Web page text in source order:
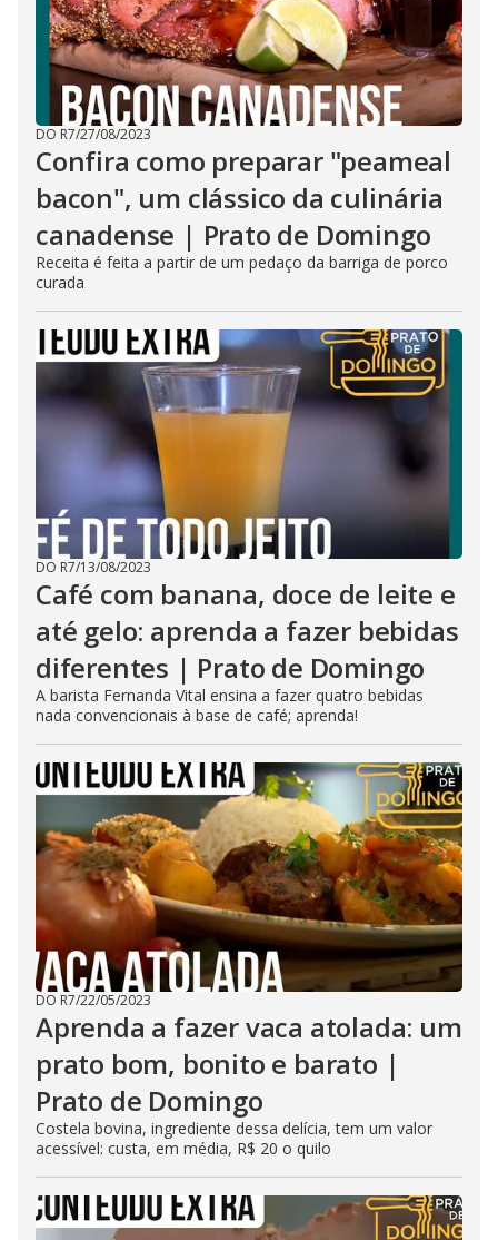
DO R7/27/08/2023
Confira como preparar "peameal
bacon", um clássico da culinária
canadense | Prato de Domingo
Receita é feita a partir de um pedaço da barriga de porco
curada
DO R7/13/08/2023
Café com banana, doce de leite e
até gelo: aprenda a fazer bebidas
diferentes | Prato de Domingo
A barista Fernanda Vital ensina a fazer quatro bebidas
nada convencionais à base de café; aprenda!
DO R7/22/05/2023
Aprenda a fazer vaca atolada: um
prato bom, bonito e barato |
Prato de Domingo
Costela bovina, ingrediente dessa delícia, tem um valor
acessível: custa, em média, R$ 20 o quilo